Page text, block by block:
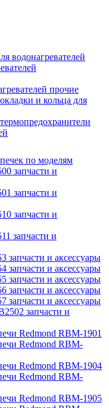
водонагревателей
прочие
и кольца для
по моделям
запчасти и
запчасти и
запчасти и
запчасти и
запчасти и аксессуары
запчасти и аксессуары
запчасти и аксессуары
запчасти и аксессуары
запчасти и аксессуары
запчасти и
Redmond RBM-1901
Redmond RBM-
Redmond RBM-1904
Redmond RBM-
Redmond RBM-1905